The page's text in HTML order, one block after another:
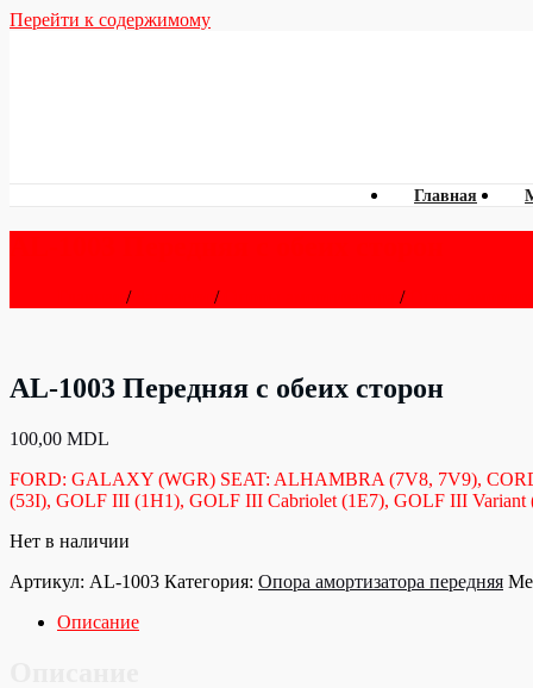
Перейти к содержимому
Главная
/ / /
AL-1003 Передняя с обеих сторон
100,00 MDL
FORD: GALAXY (WGR) SEAT: ALHAMBRA (7V8, 7V9),
(53I), GOLF III (1H1), GOLF III Cabriolet (1E7), GOLF III Variant
Нет в наличии
Артикул: AL-1003 Категория: Опора амортизатора передняя
Описание